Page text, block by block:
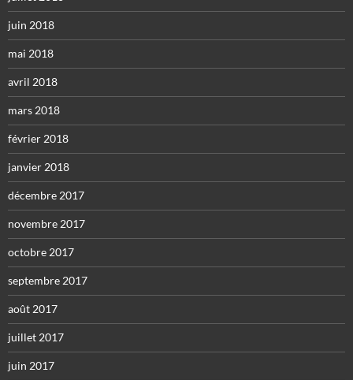
juin 2018
mai 2018
avril 2018
mars 2018
février 2018
janvier 2018
décembre 2017
novembre 2017
octobre 2017
septembre 2017
août 2017
juillet 2017
juin 2017